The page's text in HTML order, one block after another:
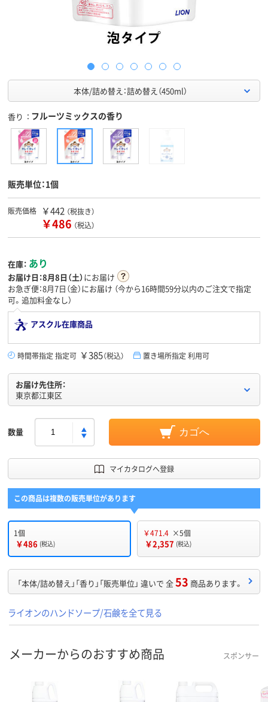
本体/詰め替え：詰め替え（450ml）
香り フルーツミックスの香り
販売単位：1個
販売価格 ￥442 （税抜き）
￥486 （税込）
在庫： あり
お届け日：8月8日（土）にお届け
お急ぎ便：8月7日（金）にお届け （今から16時間59分以内のご注文で指定
可。追加料金なし）
アスクル在庫商品
時間帯指定 指定可 ￥385（税込） 置き場所指定 利用可
お届け先住所：
東京都江東区
数量 カゴへ
マイカタログへ登録
この商品は複数の販売単位があります
1個
￥486 (税込)
￥471.4 ×5個
￥2,357 (税込)
「本体/詰め替え」「香り」「販売単位」 違いで 全53 商品あります。
ライオンのハンドソープ/石鹸を全て見る
メーカーからのおすすめ商品 スポンサー